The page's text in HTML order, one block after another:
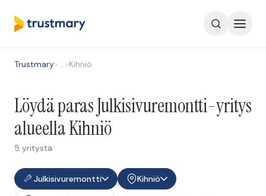
Trustmary>…>Kihniö
Löydä paras Julkisivuremontti-yritys
alueella Kihniö
5 yritystä
Julkisivuremontti
Kihniö